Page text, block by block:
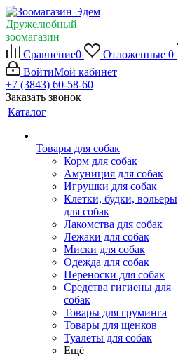
Дружелюбный
зоомагазин
Сравнение0 Отложенные 0
ВойтиМой кабинет
+7 (3843) 60-58-60
Заказать звонок
Каталог
Товары для собак
Корм для собак
Амуниция для собак
Игрушки для собак
Клетки, будки, вольеры
для собак
Лакомства для собак
Лежаки для собак
Миски для собак
Одежда для собак
Переноски для собак
Средства гигиены для
собак
Товары для груминга
Товары для щенков
Туалеты для собак
Ещё